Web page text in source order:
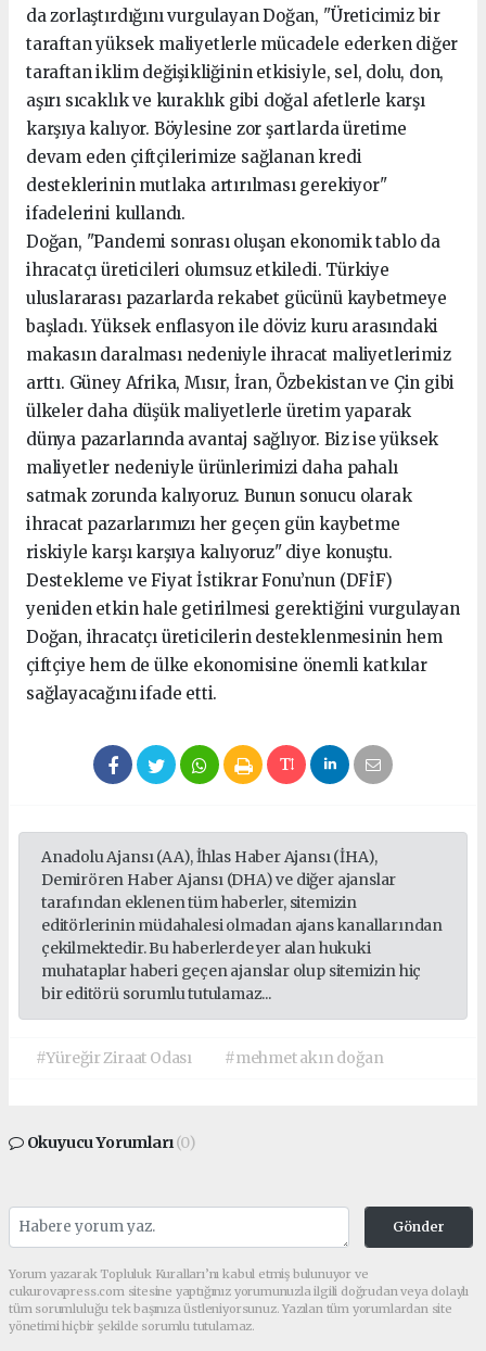
da zorlaştırdığını vurgulayan Doğan, "Üreticimiz bir
taraftan yüksek maliyetlerle mücadele ederken diğer
taraftan iklim değişikliğinin etkisiyle, sel, dolu, don,
aşırı sıcaklık ve kuraklık gibi doğal afetlerle karşı
karşıya kalıyor. Böylesine zor şartlarda üretime
devam eden çiftçilerimize sağlanan kredi
desteklerinin mutlaka artırılması gerekiyor"
ifadelerini kullandı.
Doğan, "Pandemi sonrası oluşan ekonomik tablo da
ihracatçı üreticileri olumsuz etkiledi. Türkiye
uluslararası pazarlarda rekabet gücünü kaybetmeye
başladı. Yüksek enflasyon ile döviz kuru arasındaki
makasın daralması nedeniyle ihracat maliyetlerimiz
arttı. Güney Afrika, Mısır, İran, Özbekistan ve Çin gibi
ülkeler daha düşük maliyetlerle üretim yaparak
dünya pazarlarında avantaj sağlıyor. Biz ise yüksek
maliyetler nedeniyle ürünlerimizi daha pahalı
satmak zorunda kalıyoruz. Bunun sonucu olarak
ihracat pazarlarımızı her geçen gün kaybetme
riskiyle karşı karşıya kalıyoruz" diye konuştu.
Destekleme ve Fiyat İstikrar Fonu’nun (DFİF)
yeniden etkin hale getirilmesi gerektiğini vurgulayan
Doğan, ihracatçı üreticilerin desteklenmesinin hem
çiftçiye hem de ülke ekonomisine önemli katkılar
sağlayacağını ifade etti.
Anadolu Ajansı (AA), İhlas Haber Ajansı (İHA),
Demirören Haber Ajansı (DHA) ve diğer ajanslar
tarafından eklenen tüm haberler, sitemizin
editörlerinin müdahalesi olmadan ajans kanallarından
çekilmektedir. Bu haberlerde yer alan hukuki
muhataplar haberi geçen ajanslar olup sitemizin hiç
bir editörü sorumlu tutulamaz...
#Yüreğir Ziraat Odası #mehmet akın doğan
Okuyucu Yorumları(0)
Gönder
Yorum yazarak Topluluk Kuralları’nı kabul etmiş bulunuyor ve
cukurovapress.com sitesine yaptığınız yorumunuzla ilgili doğrudan veya dolaylı
tüm sorumluluğu tek başınıza üstleniyorsunuz. Yazılan tüm yorumlardan site
yönetimi hiçbir şekilde sorumlu tutulamaz.